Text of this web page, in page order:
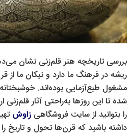
بررسی تاریخچه هنر قلم‌زنی نشان
ریشه در فرهنگ ما دارد و نیکان ما از
مشغول طبع‌آزمایی بوده‌اند.
شده تا این روزها به‌راحتی آثار قلم‌زنی
را بتوانید از سایت فروشگاهی زاوش
داشته باشید که قرن‌ها تحول و تاریخ